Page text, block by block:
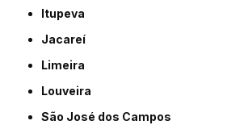
Itupeva
Jacareí
Limeira
Louveira
São José dos Campos